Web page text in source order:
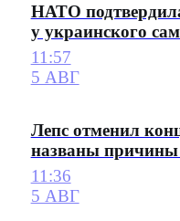
НАТО
у украинского
11:57
5 АВГ
Лепс отменил
названы причины
11:36
5 АВГ